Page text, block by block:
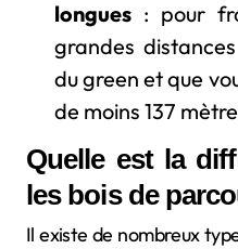
longues: pour
grandes
du green et que
de moins 137
Quelle est la
les bois de
Il existe de nombreux